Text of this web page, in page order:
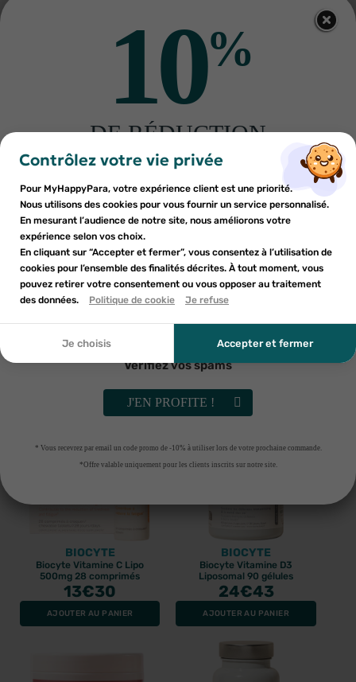
€60
AJOUTER AU PANIER
BIOCYTE
Biocyte PGA Eye Lift Soin
contour des yeux 2 patchs +
AJOUTER AU PANIER
BIOCYTE
Biocyte PGA Mask Nourrissant
7€70
AJOUTER AU PANIER
BIOCYTE
Biocyte Tattoo Derm stick
grammes
11€13
AJOUTER AU PANIER
BIOCYTE
Biocyte Vitamine C Lipo
500mg 28 comprimés
13€30
AJOUTER AU PANIER
BIOCYTE
Biocyte Vitamine D3
Liposomal 90 gélules
24€43
AJOUTER AU PANIER
Ajouter à ma liste d'envies ×
add_circle_outline
Créer une nouvelle liste
((modalTitle)) ×
((confirmMessage))
((cancelText))
((modalDeleteText))
×
Nom de la liste d'envies
Annuler
Créer une liste d'envies
×
Vous devez être connecté pour ajouter des produits à votre
liste d'envies.
Annuler
Connexion
Contrôlez votre vie privée
Pour MyHappyPara, votre expérience client est une priorité.
Nous utilisons des cookies pour vous fournir un service personnalisé.
En mesurant l’audience de notre site, nous améliorons votre
expérience selon vos choix.
En cliquant sur “Accepter et fermer”, vous consentez à l’utilisation de
cookies pour l’ensemble des finalités décrites. À tout moment, vous
pouvez retirer votre consentement ou vous opposer au traitement
des données.
Politique de cookie Je refuse
Je choisis Accepter et fermer
10%
DE RÉDUCTION
sur votre première commande
Inscrivez-vous à notre newsletter et profitez
d'une réduction sur votre première commande*
En soumettant ce formulaire, j'accepte que les
informations saisies soient utilisées dans le cadre de
ma demande et de la relation commerciale qui peut en
découler. Vous référer à la politique de confidentialité.
Vérifiez vos spams
J'EN PROFITE !
* Vous recevrez par email un code promo de -10% à utiliser lors de votre prochaine commande.
*Offre valable uniquement pour les clients inscrits sur notre site.